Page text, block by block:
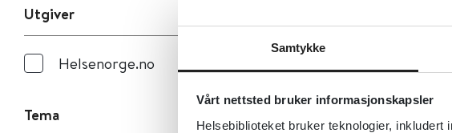
Samtykke
Vårt nettsted bruker informasjonskapsler
Helsebiblioteket bruker teknologier,
Utgiver
Helsenorge.no
Tema